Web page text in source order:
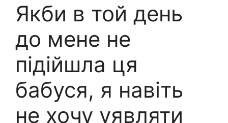
Якби в той день
до мене не
підійшла ця
бабуся, я навіть
не хочу уявляти